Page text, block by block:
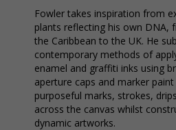
Fowler takes inspiration from
plants reflecting his own DNA,
the Caribbean to the UK. He
contemporary methods of
enamel and graffiti inks using
aperture caps and marker
purposeful marks, strokes,
across the canvas whilst
dynamic artworks.